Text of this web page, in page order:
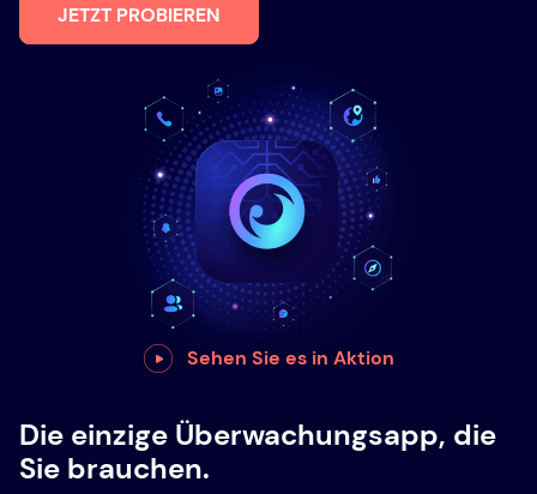
JETZT PROBIEREN
Sehen Sie es in Aktion
Die einzige Überwachungsapp, die
Sie brauchen.